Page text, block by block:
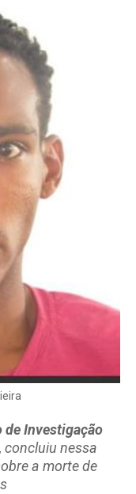
de Investigação
, concluiu nessa
a morte de